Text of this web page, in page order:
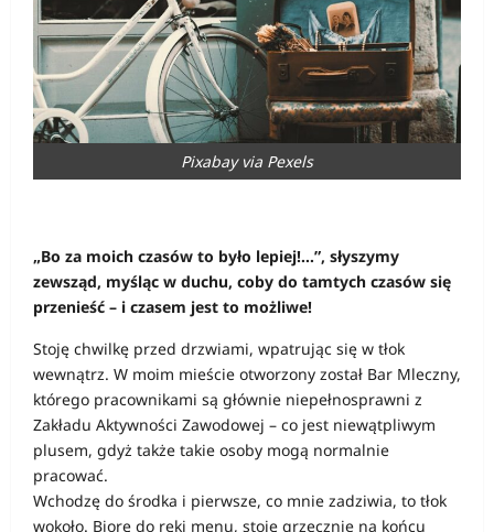
Pixabay via Pexels
„Bo za moich czasów to było lepiej!…”, słyszymy
zewsząd, myśląc w duchu, coby do tamtych czasów się
przenieść – i czasem jest to możliwe!
Stoję chwilkę przed drzwiami, wpatrując się w tłok
wewnątrz. W moim mieście otworzony został Bar Mleczny,
którego pracownikami są głównie niepełnosprawni z
Zakładu Aktywności Zawodowej – co jest niewątpliwym
plusem, gdyż także takie osoby mogą normalnie
pracować.
Wchodzę do środka i pierwsze, co mnie zadziwia, to tłok
wokoło. Biorę do ręki menu, stoję grzecznie na końcu